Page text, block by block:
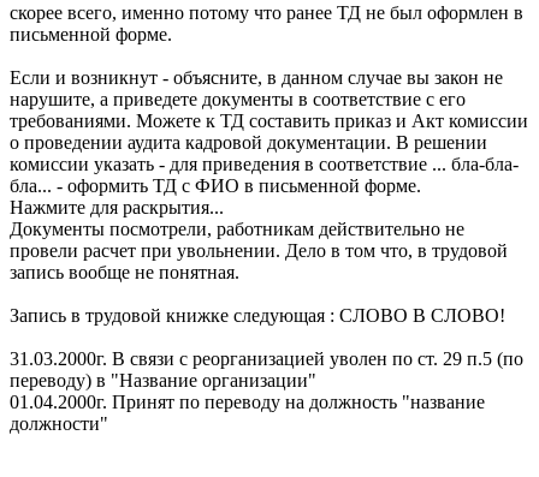
скорее всего, именно потому что ранее ТД не был оформлен в
письменной форме.
Если и возникнут - объясните, в данном случае вы закон не
нарушите, а приведете документы в соответствие с его
требованиями. Можете к ТД составить приказ и Акт комиссии
о проведении аудита кадровой документации. В решении
комиссии указать - для приведения в соответствие ... бла-бла-
бла... - оформить ТД с ФИО в письменной форме.
Нажмите для раскрытия...
Документы посмотрели, работникам действительно не
провели расчет при увольнении. Дело в том что, в трудовой
запись вообще не понятная.
Запись в трудовой книжке следующая : СЛОВО В СЛОВО!
31.03.2000г. В связи с реорганизацией уволен по ст. 29 п.5 (по
переводу) в "Название организации"
01.04.2000г. Принят по переводу на должность "название
должности"